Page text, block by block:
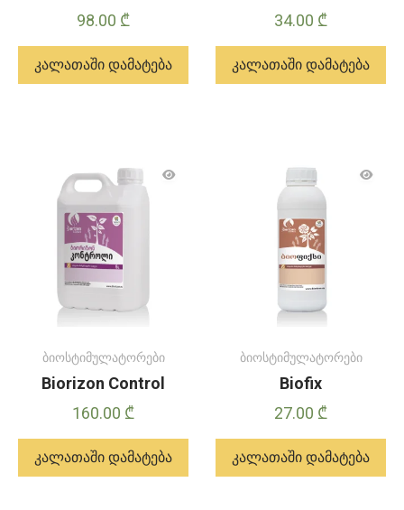
98.00 ₾
კალათაში დამატება
34.00 ₾
კალათაში დამატება
ბიოსტიმულატორები
Biorizon Control
160.00 ₾
კალათაში დამატება
ბიოსტიმულატორები
Biofix
27.00 ₾
კალათაში დამატება